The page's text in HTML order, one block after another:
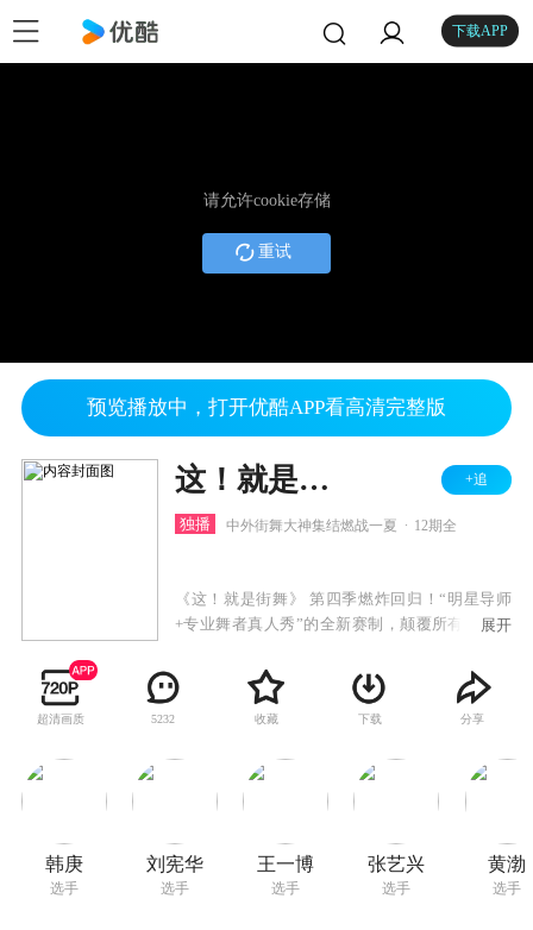
下载APP
请允许cookie存储
重试
预览播放中，打开优酷APP看高清完整版
这！就是街舞 第四季 +追
独播 中外街舞大神集结燃战一夏 12期全
《这！就是街舞》 第四季燃炸回归！“明星导师
+专业舞者真人秀”的全新赛制，颠覆所有传统舞
流文化，第四季全新升级为中外对抗，邀请全世
界的知名舞者共同参与，同时将中国街舞文化反
输出到全世界，为爱而战，Battle for peace！
展开
超清画质 5232 收藏 下载 分享
韩庚
选手
刘宪华
选手
王一博
选手
张艺兴
选手
黄渤
选手